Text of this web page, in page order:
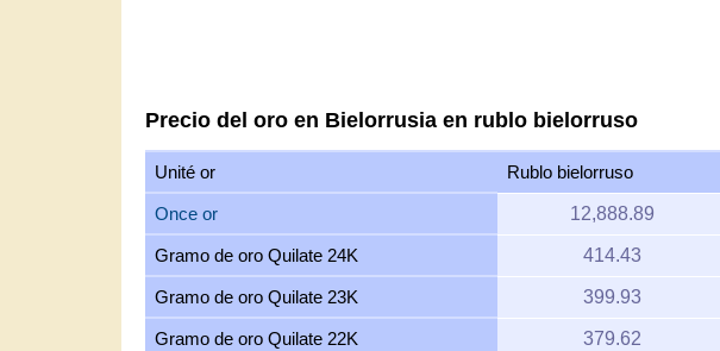
Precio del oro en Bielorrusia en rublo bielorruso
Unité or Rublo bielorruso
Once or 12,888.89
Gramo de oro Quilate 24K 414.43
Gramo de oro Quilate 23K 399.93
Gramo de oro Quilate 22K 379.62